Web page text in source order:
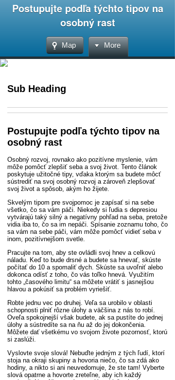
Postupujte podľa týchto tipov na
osobný rast
Map More
Sub Heading
Postupujte podľa týchto tipov na
osobný rast
Osobný rozvoj, rovnako ako pozitívne myslenie, vám
môže pomôcť zlepšiť seba a svoj život. Tento článok
poskytuje užitočné tipy, vďaka ktorým sa budete môcť
sústrediť na svoj osobný rozvoj a zároveň zlepšovať
svoj život a spôsob, akým ho žijete.
Skvelým tipom pre svojpomoc je zapísať si na sebe
všetko, čo sa vám páči. Niekedy si ľudia s depresiou
vytvárajú taký silný a negatívny pohľad na seba, pretože
vidia iba to, čo sa im nepáči. Spísanie zoznamu toho, čo
sa vám na sebe páči, vám môže pomôcť vidieť seba v
inom, pozitívnejšom svetle.
Pracujte na tom, aby ste ovládli svoj hnev a celkovú
náladu. Keď to bude drsné a budete sa hnevať, skúste
počítať do 10 a spomaliť dych. Skúste sa uvoľniť alebo
dokonca odísť z toho, čo vás toľko hnevá. Využitím
tohto „časového limitu“ sa môžete vrátiť s jasnejšou
hlavou a pokúsiť sa problém vyriešiť.
Robte jednu vec po druhej. Veľa sa urobilo v oblasti
schopnosti plniť rôzne úlohy a väčšina z nás to robí.
Oveľa spokojnejší však budete, ak sa pustíte do jednej
úlohy a sústredíte sa na ňu až do jej dokončenia.
Môžete dať všetkému vo svojom živote pozornosť, ktorú
si zaslúži.
Vyslovte svoje slová! Nebuďte jedným z tých ľudí, ktorí
stoja na okraji skupiny a hovoria niečo, čo sa zdá ako
hodiny, a nikto si ani neuvedomuje, že ste tam! Vyberte
slová opatrne a hovorte zreteľne, aby ich každý